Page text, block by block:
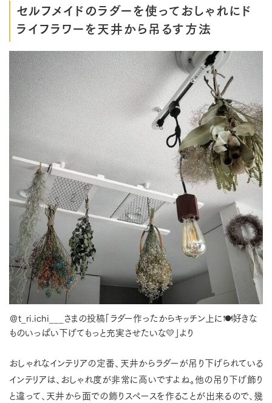
セルフメイドのラダーを使っておしゃれにド
ライフラワーを天井から吊るす方法
＠t_ri.ichi___さまの投稿「ラダー作ったからキッチン上に🍽️好きな
ものいっぱい下げてもっと充実させたいな💛」より
おしゃれなインテリアの定番、天井からラダーが吊り下げられている
インテリアは、おしゃれ度が非常に高いですよね。他の吊り下げ飾り
と違って、天井から面での飾りスペースを作ることが出来るので、幾